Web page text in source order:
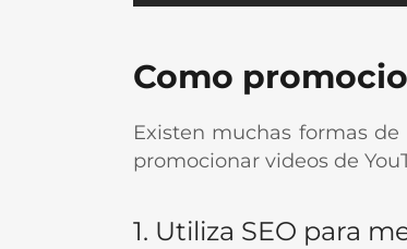
Como
Existen muchas formas
promocionar videos de
1. Utiliza SEO para